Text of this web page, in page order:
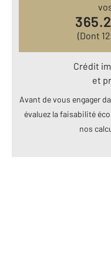
(Dont
Crédit
et
Avant de vous engager
évaluez la faisabilité
nos